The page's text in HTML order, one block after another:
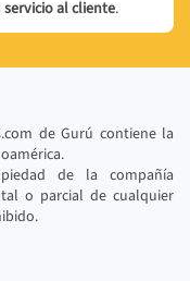
servicio al cliente.
de Gurú contiene la
de la compañía
o parcial de cualquier